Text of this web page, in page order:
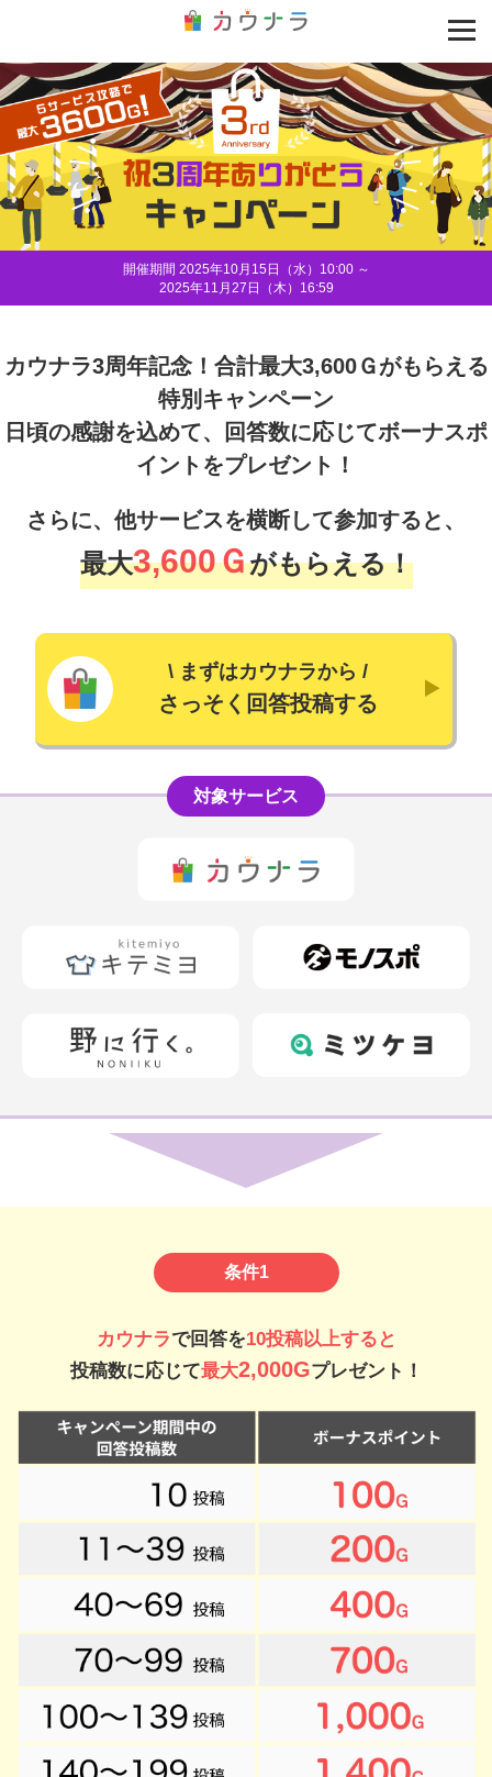
開催期間 2025年10月15日（水）10:00 ～
2025年11月27日（木）16:59
カウナラ3周年記念！ 合計最大3,600Ｇがもらえる
特別キャンペーン
日頃の感謝を込めて、回答数に応じてボーナスポ
イントをプレゼント！
さらに、他サービスを横断して参加すると、
最大3,600Ｇがもらえる！
\ まずはカウナラから /
さっそく回答投稿する
対象サービス
条件1
カウナラで回答を10投稿以上すると
投稿数に応じて最大2,000Gプレゼント！